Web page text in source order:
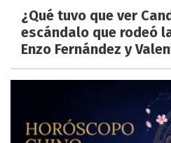
¿Qué tuvo que ver
escándalo que rodeó
Enzo Fernández y